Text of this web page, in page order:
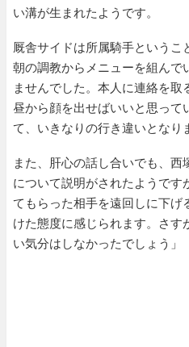
い溝が生まれたようです。
厩舎サイドは所属騎手というこ
朝の調教からメニューを組んで
ませんでした。本人に連絡を取
昼から顔を出せばいいと思って
て、いきなりの行き違いとなり
また、肝心の話し合いでも、西
について説明がされたようです
てもらった相手を遠回しに下げ
けた態度に感じられます。さす
い気分はしなかったでしょう」